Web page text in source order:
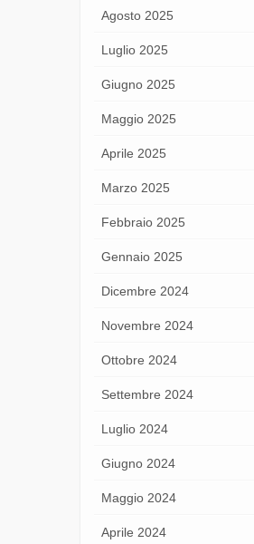
Agosto 2025
Luglio 2025
Giugno 2025
Maggio 2025
Aprile 2025
Marzo 2025
Febbraio 2025
Gennaio 2025
Dicembre 2024
Novembre 2024
Ottobre 2024
Settembre 2024
Luglio 2024
Giugno 2024
Maggio 2024
Aprile 2024